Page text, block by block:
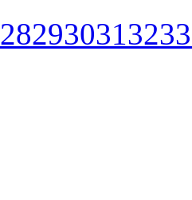
282930313233